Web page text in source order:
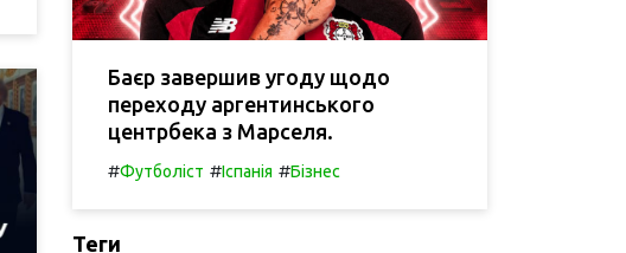
Баєр завершив угоду щодо
переходу аргентинського
центрбека з Марселя.
#Футболіст #Іспанія #Бізнес
Теги